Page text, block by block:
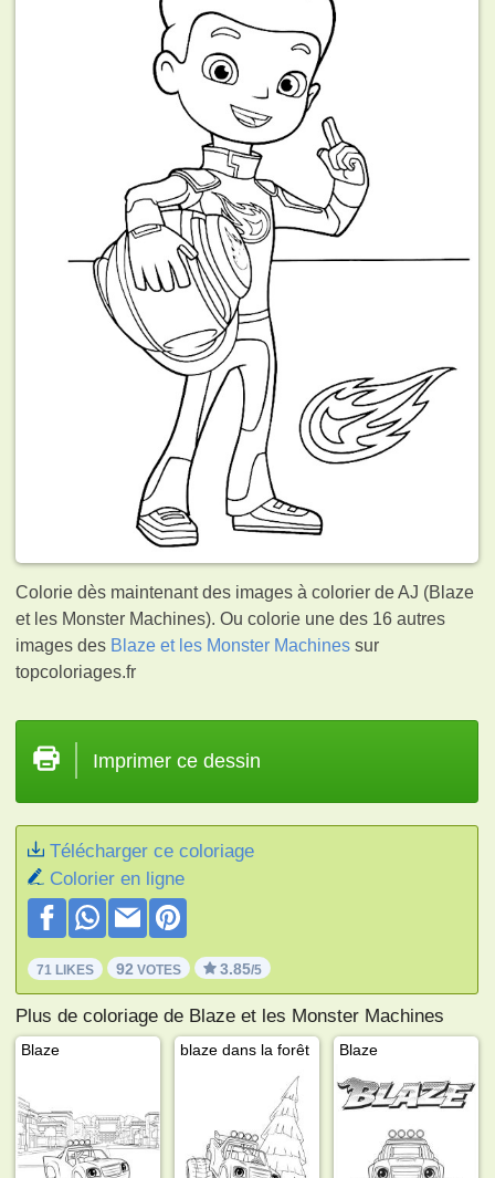
Colorie dès maintenant des images à colorier de AJ (Blaze
et les Monster Machines). Ou colorie une des 16 autres
images des Blaze et les Monster Machines sur
topcoloriages.fr
Imprimer ce dessin
Télécharger ce coloriage
Colorier en ligne
71 LIKES 92 VOTES 3.85/5
Plus de coloriage de Blaze et les Monster Machines
Blaze blaze dans la forêt Blaze